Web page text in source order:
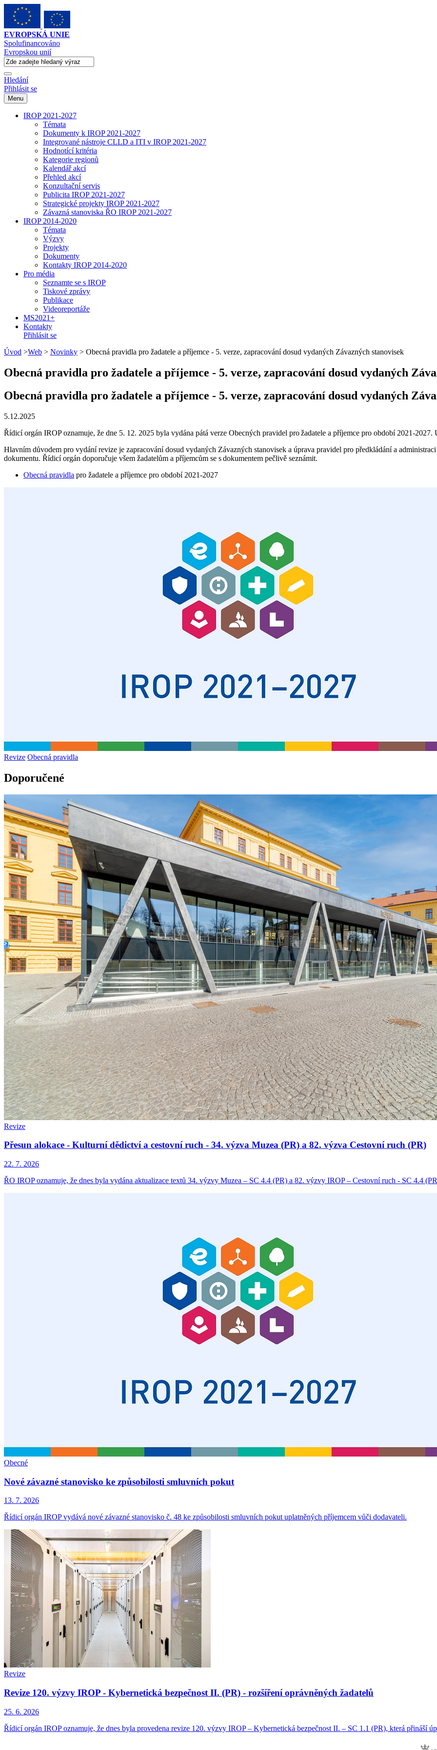
EVROPSKÁ UNIE
Spolufinancováno
Evropskou unií
Hledání
Přihlásit se
Menu
IROP 2021-2027
Témata
Dokumenty k IROP 2021-2027
Integrované nástroje CLLD a ITI v IROP 2021-2027
Hodnotící kritéria
Kategorie regionů
Kalendář akcí
Přehled akcí
Konzultační servis
Publicita IROP 2021-2027
Strategické projekty IROP 2021-2027
Závazná stanoviska ŘO IROP 2021-2027
IROP 2014-2020
Témata
Výzvy
Projekty
Dokumenty
Kontakty IROP 2014-2020
Pro média
Seznamte se s IROP
Tiskové zprávy
Publikace
Videoreportáže
MS2021+
Kontakty
Přihlásit se
Úvod >Web > Novinky > Obecná pravidla pro žadatele a příjemce - 5. verze, zapracování dosud vydaných Závazných stanovisek
Obecná pravidla pro žadatele a příjemce - 5. verze, zapracování dosud vydaných
Obecná pravidla pro žadatele a příjemce - 5. verze, zapracování dosud vydaných
5.12.2025
Řídicí orgán IROP oznamuje, že dne 5. 12. 2025 byla vydána pátá verze Obecných pravidel pro žadatele a příjemce pro období 2021-
Hlavním důvodem pro vydání revize je zapracování dosud vydaných Závazných stanovisek a úprava pravidel pro předkládání a
dokumentu. Řídicí orgán doporučuje všem žadatelům a příjemcům se s dokumentem pečlivě seznámit.
Obecná pravidla pro žadatele a příjemce pro období 2021-2027
Revize Obecná pravidla
Doporučené
Revize
Přesun alokace - Kulturní dědictví a cestovní ruch - 34. výzva Muzea (PR) a 82. výzva Cestovní ruch (PR)
22. 7. 2026
ŘO IROP oznamuje, že dnes byla vydána aktualizace textů 34. výzvy Muzea – SC 4.4 (PR) a 82. výzvy IROP – Cestovní ruch - SC 4.4
Obecné
Nové závazné stanovisko ke způsobilosti smluvních pokut
13. 7. 2026
Řídicí orgán IROP vydává nové závazné stanovisko č. 48 ke způsobilosti smluvních pokut uplatněných příjemcem vůči dodavateli.
Revize
Revize 120. výzvy IROP - Kybernetická bezpečnost II. (PR) - rozšíření oprávněných žadatelů
25. 6. 2026
Řídicí orgán IROP oznamuje, že dnes byla provedena revize 120. výzvy IROP – Kybernetická bezpečnost II. – SC 1.1 (PR), která přináší